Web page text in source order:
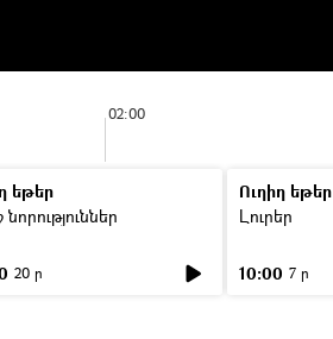
02:00
եթեր
նորություններ
20 ր
Ուղիղ եթեր
Լուրեր
10:00 7 ր